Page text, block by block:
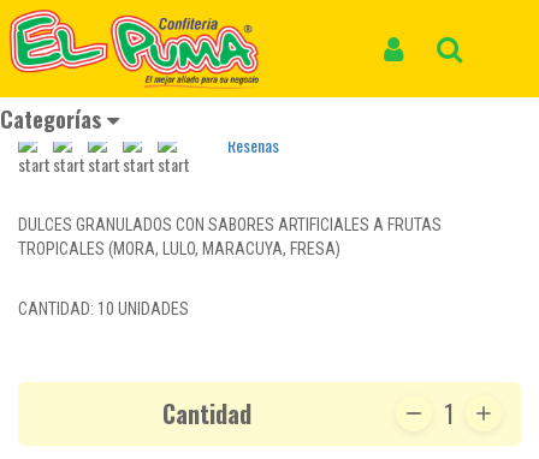
Categorías
Inicio Productos BOTELLITAS POLVO ÁCIDO *10und
BOTELLITAS POLVO ÁCIDO *10und
REF: CARAMELO 108
Reseñas
DULCES GRANULADOS CON SABORES ARTIFICIALES A FRUTAS
TROPICALES (MORA, LULO, MARACUYA, FRESA)
CANTIDAD: 10 UNIDADES
Cantidad 1